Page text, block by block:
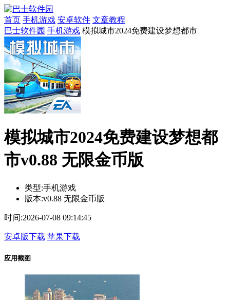
首页 手机游戏 安卓软件 文章教程
巴士软件园 手机游戏 模拟城市2024免费建设梦想都市
模拟城市2024免费建设梦想都
市v0.88 无限金币版
类型:手机游戏
版本:v0.88 无限金币版
时间:2026-07-08 09:14:45
安卓版下载 苹果下载
应用截图